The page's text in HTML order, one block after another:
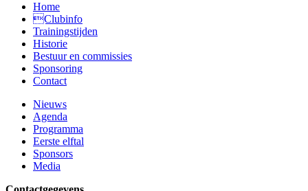
Home
Clubinfo
Trainingstijden
Historie
Bestuur en commissies
Sponsoring
Contact
Nieuws
Agenda
Programma
Eerste elftal
Sponsors
Media